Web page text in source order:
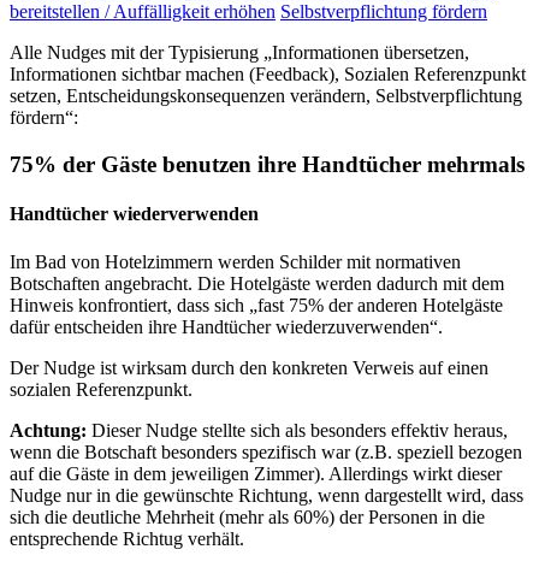
bereitstellen / Auffälligkeit erhöhen Selbstverpflichtung fördern
Alle Nudges mit der Typisierung „Informationen übersetzen,
Informationen sichtbar machen (Feedback), Sozialen Referenzpunkt
setzen, Entscheidungskonsequenzen verändern, Selbstverpflichtung
fördern“:
75% der Gäste benutzen ihre Handtücher mehrmals
Handtücher wiederverwenden
Im Bad von Hotelzimmern werden Schilder mit normativen
Botschaften angebracht. Die Hotelgäste werden dadurch mit dem
Hinweis konfrontiert, dass sich „fast 75% der anderen Hotelgäste
dafür entscheiden ihre Handtücher wiederzuverwenden“.
Der Nudge ist wirksam durch den konkreten Verweis auf einen
sozialen Referenzpunkt.
Achtung: Dieser Nudge stellte sich als besonders effektiv heraus,
wenn die Botschaft besonders spezifisch war (z.B. speziell bezogen
auf die Gäste in dem jeweiligen Zimmer). Allerdings wirkt dieser
Nudge nur in die gewünschte Richtung, wenn dargestellt wird, dass
sich die deutliche Mehrheit (mehr als 60%) der Personen in die
entsprechende Richtug verhält.